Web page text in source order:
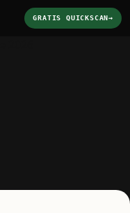
GRATIS QUICKSCAN→